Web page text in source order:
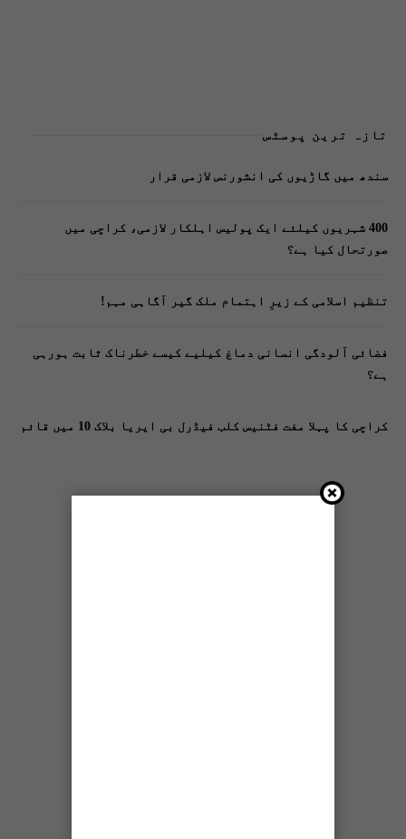
تازہ ترین پوسٹس
سندھ میں گاڑیوں کی انشورنس لازمی قرار
400 شہریوں کیلئے ایک پولیس اہلکار لازمی، کراچی میں
صورتحال کیا ہے؟
تنظیم اسلامی کے زیرِ اہتمام ملک گیر آگاہی مہم!
فضائی آلودگی انسانی دماغ کیلیے کیسے خطرناک ثابت ہورہی
ہے؟
کراچی کا پہلا مفت فٹنیس کلب فیڈرل بی ایریا بلاک 10 میں قائم